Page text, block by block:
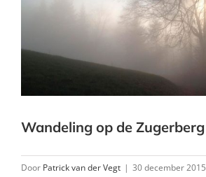
Wandeling op de Zugerberg
Door Patrick van der Vegt | 30 december 2015